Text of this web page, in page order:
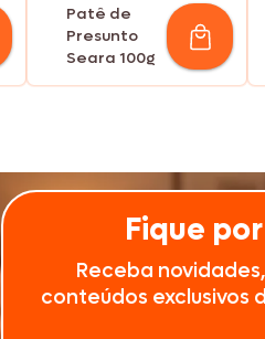
Patê de
Presunto
Seara 100g
Fique
Receba
conteúdos exclusivos